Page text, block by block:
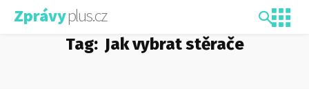
Zprávyplus.cz
Tag: Jak vybrat stěrače